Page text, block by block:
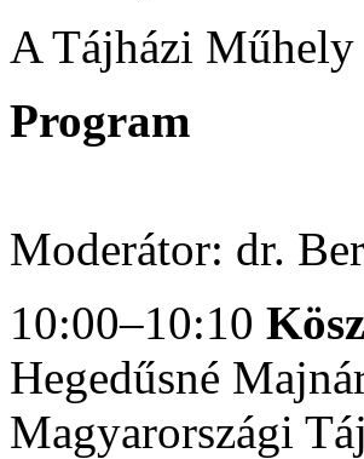
A Tájházi Műhely
Program
Moderátor: dr.
10:00–10:10
Hegedűsné
Magyarországi